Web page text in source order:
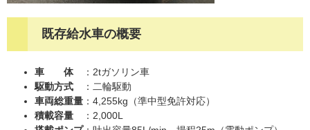
既存給水車の概要
車 体：2tガソリン車
駆動方式 ：二輪駆動
車両総重量 ：4,255kg（準中型免許対応）
積載容量 ：2,000L